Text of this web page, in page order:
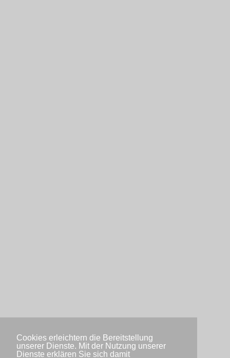
Cookies erleichtern die Bereitstellung
unserer Dienste. Mit der Nutzung unserer
Dienste erklären Sie sich damit